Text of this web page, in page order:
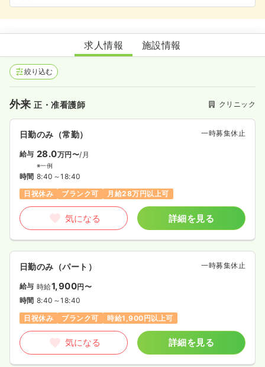
すじの内科循環器クリニック
求人情報 施設情報
絞り込む
外来正・准看護師 クリニック
日勤のみ（常勤） 一時募集休止
給与 28.0万円〜/月
※一例
時間 8:40～18:40
日祝休み
ブランク可 月給28万円以上可
気になる 詳細を見る
日勤のみ（パート） 一時募集休止
給与 時給1,900円〜
時間 8:40～18:40
日祝休み
ブランク可 時給1,900円以上可
気になる 詳細を見る